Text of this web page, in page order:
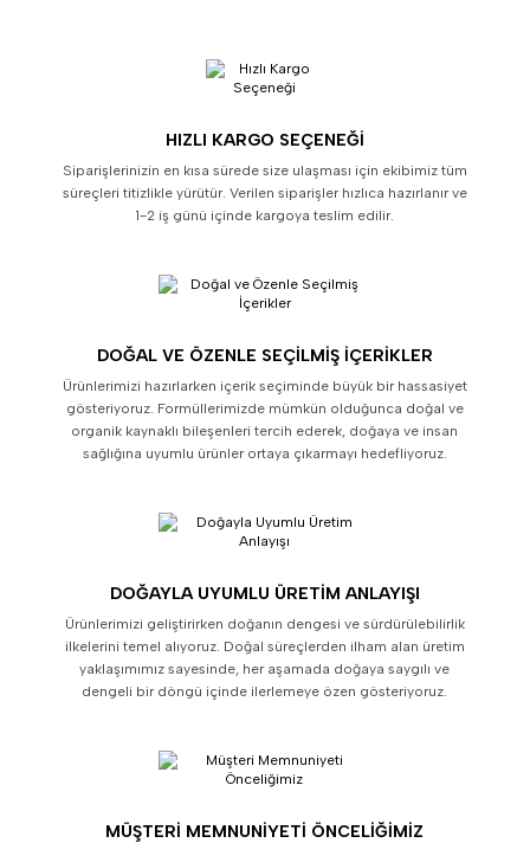
HIZLI KARGO SEÇENEĞI
Siparişlerinizin en kısa sürede size ulaşması için ekibimiz tüm
süreçleri titizlikle yürütür. Verilen siparişler hızlıca hazırlanır ve
1-2 iş günü içinde kargoya teslim edilir.
DOĞAL VE ÖZENLE SEÇILMIŞ İÇERIKLER
Ürünlerimizi hazırlarken içerik seçiminde büyük bir hassasiyet
gösteriyoruz. Formüllerimizde mümkün olduğunca doğal ve
organik kaynaklı bileşenleri tercih ederek, doğaya ve insan
sağlığına uyumlu ürünler ortaya çıkarmayı hedefliyoruz.
DOĞAYLA UYUMLU ÜRETIM ANLAYIŞI
Ürünlerimizi geliştirirken doğanın dengesi ve sürdürülebilirlik
ilkelerini temel alıyoruz. Doğal süreçlerden ilham alan üretim
yaklaşımımız sayesinde, her aşamada doğaya saygılı ve
dengeli bir döngü içinde ilerlemeye özen gösteriyoruz.
MÜŞTERI MEMNUNIYETI ÖNCELIĞIMIZ